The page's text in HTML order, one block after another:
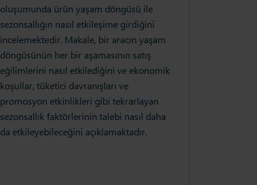
oluşumunda ürün yaşam döngüsü ile
sezonsallığın nasıl etkileşime girdiğini
incelemektedir. Makale, bir aracın yaşam
döngüsünün her bir aşamasının satış
eğilimlerini nasıl etkilediğini ve ekonomik
koşullar, tüketici davranışları ve
promosyon etkinlikleri gibi tekrarlayan
sezonsallık faktörlerinin talebi nasıl daha
da etkileyebileceğini açıklamaktadır.